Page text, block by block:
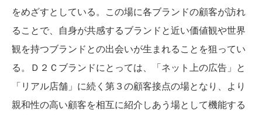
をめざすとしている。この場に各ブランドの顧客が訪れ
ることで、自身が共感するブランドと近い価値観や世界
観を持つブランドとの出会いが生まれることを狙ってい
る。Ｄ２Ｃブランドにとっては、「ネット上の広告」と
「リアル店舗」に続く第３の顧客接点の場となり、より
親和性の高い顧客を相互に紹介しあう場として機能する